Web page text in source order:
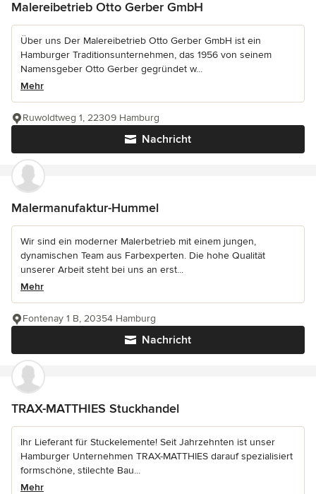
Malereibetrieb Otto Gerber GmbH
Über uns Der Malereibetrieb Otto Gerber GmbH ist ein
Hamburger Traditionsunternehmen, das 1956 von seinem
Namensgeber Otto Gerber gegründet w...
Mehr
Nachricht
Ruwoldtweg 1, 22309 Hamburg
Malermanufaktur-Hummel
Wir sind ein moderner Malerbetrieb mit einem jungen,
dynamischen Team aus Farbexperten. Die hohe Qualität
unserer Arbeit steht bei uns an erst...
Mehr
Nachricht
Fontenay 1 B, 20354 Hamburg
TRAX-MATTHIES Stuckhandel
Ihr Lieferant für Stuckelemente! Seit Jahrzehnten ist unser
Hamburger Unternehmen TRAX-MATTHIES darauf spezialisiert
formschöne, stilechte Bau...
Mehr